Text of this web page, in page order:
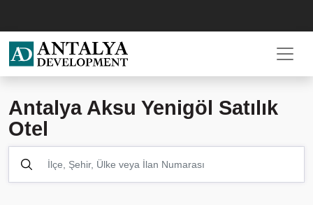
Antalya Aksu Yenigöl Satılık
Otel